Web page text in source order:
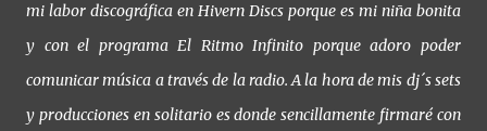
mi labor discográfica en Hivern Discs porque es mi niña bonita
y con el programa El Ritmo Infinito porque adoro poder
comunicar música a través de la radio. A la hora de mis dj´s sets
y producciones en solitario es donde sencillamente firmaré con